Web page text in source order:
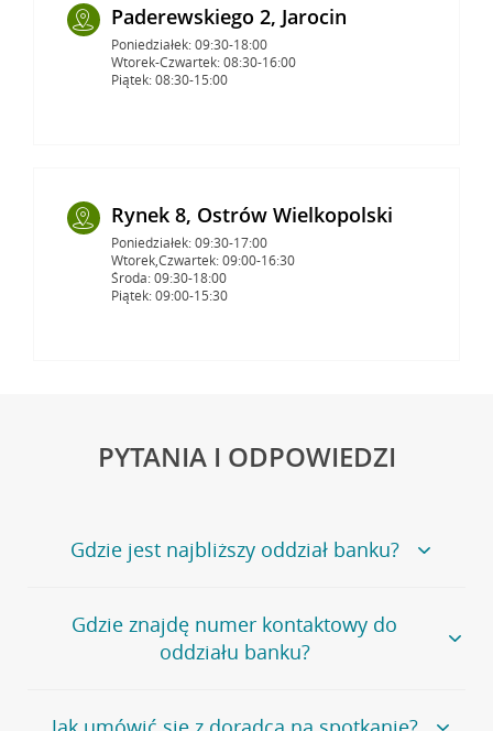
Paderewskiego 2, Jarocin
Poniedziałek: 09:30-18:00
Wtorek-Czwartek: 08:30-16:00
Piątek: 08:30-15:00
Rynek 8, Ostrów Wielkopolski
Poniedziałek: 09:30-17:00
Wtorek,Czwartek: 09:00-16:30
Środa: 09:30-18:00
Piątek: 09:00-15:30
PYTANIA I ODPOWIEDZI
Gdzie jest najbliższy oddział banku?
Jeśli szukasz oddziału naszego banku, zapraszamy na
stronęPlacówki i bankomaty, na której znajduje się
wygodna wyszukiwarka.
oddziałów
Gdzie znajdę numer kontaktowy do
oddziału banku?
Bank Credit Agricole nie udostępnia ogólnego numeru